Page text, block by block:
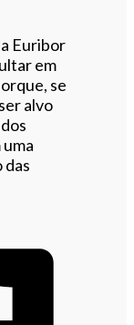
Euribor
em
se
alvo
das